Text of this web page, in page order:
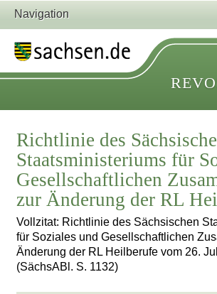
Navigation
Richtlinie des
Staatsministeriums für
Gesellschaftlichen
zur Änderung der RL
Vollzitat: Richtlinie des Sächsischen
für Soziales und Gesellschaftlichen
Änderung der RL Heilberufe vom 26.
(SächsABl. S. 1132)